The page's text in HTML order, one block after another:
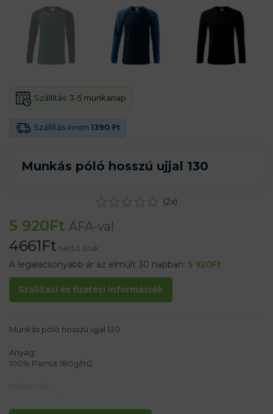
Munkás póló hosszú ujjal 130
Szállítás innen 1390 Ft
Szállítás: 3-5 munkanap
(2x)
5 920Ft ÁFA-val
4661Ft nettó árak
A legalacsonyabb ár az elmúlt 30 napban: 5 920Ft
Szállítási és fizetési információk
Munkás póló hosszú ujjal 130
Anyag:
100% Pamut 180g/m2
– Bordás, keskeny, kerek, elasztikus kötés a nyak körül